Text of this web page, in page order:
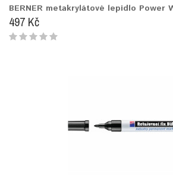
BERNER metakrylátové lepidlo Power
497 Kč